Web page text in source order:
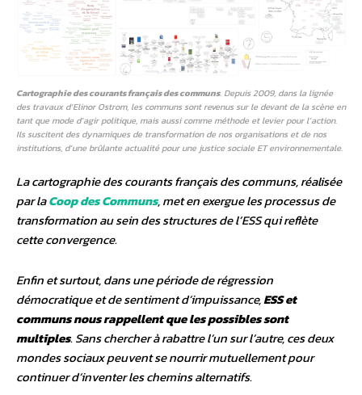
Cartographie des courants français des communs. Depuis 2009, dans la lignée
des travaux d’Elinor Ostrom, les communs sont revenus sur le devant de la scène en
tant que mode d’agir politique, mais aussi comme méthode et levier pour l’action.
Ils suscitent des dynamiques de transformation de nos organisations et de nos
institutions, d’une brûlante actualité pour une justice sociale ET environnementale.
La cartographie des courants français des communs, réalisée
par laCoop des Communs, met en exergue les processus de
transformation au sein des structures de l’ESS qui reflète
cette convergence.
Enfin et surtout, dans une période de régression
démocratique et de sentiment d’impuissance,ESS et
communs nous rappellent que les possibles sont
multiples. Sans chercher à rabattre l’un sur l’autre, ces deux
mondes sociaux peuvent se nourrir mutuellement pour
continuer d’inventer les chemins alternatifs.